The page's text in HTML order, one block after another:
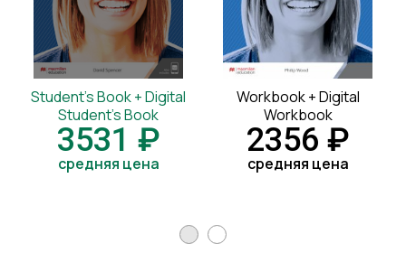
Student's Book + Digital
Student's Book
3531 ₽
средняя цена
Workbook + Digital
Workbook
2356 ₽
средняя цена